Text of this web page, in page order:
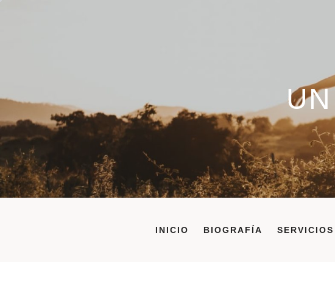
INICIO BIOGRAFÍA SERVICIOS